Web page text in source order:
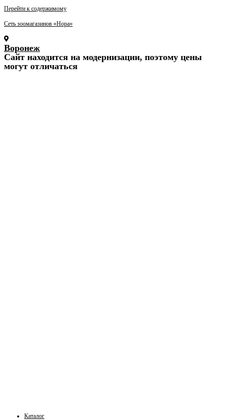
Перейти к содержимому
Сеть зоомагазинов «Нора»
Воронеж
Cайт находится на модернизации, поэтому цены
могут отличаться
Каталог